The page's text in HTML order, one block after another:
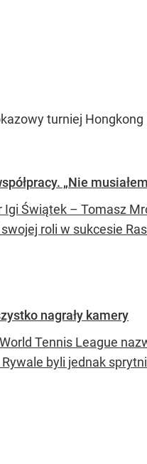
turniej
„Nie
Świątek – Tomasz
roli w sukcesie
nagrały kamery
Tennis League
byli jednak